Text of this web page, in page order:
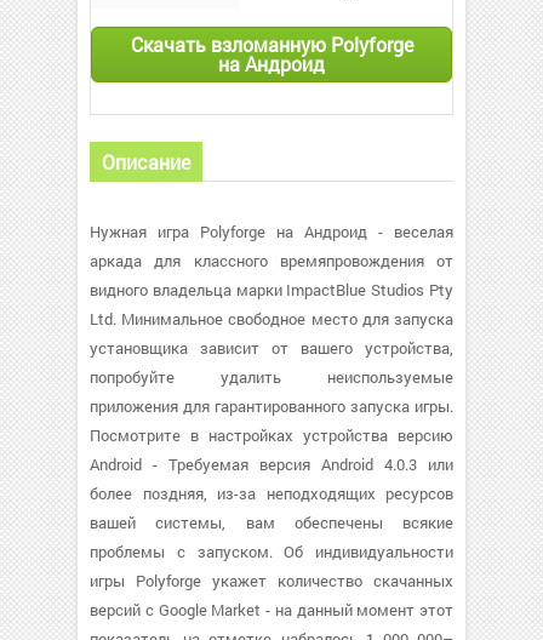
Скачать взломанную Polyforge
на Андроид
Описание
Нужная игра Polyforge на Андроид - веселая
аркада для классного времяпровождения от
видного владельца марки ImpactBlue Studios Pty
Ltd. Минимальное свободное место для запуска
установщика зависит от вашего устройства,
попробуйте удалить неиспользуемые
приложения для гарантированного запуска игры.
Посмотрите в настройках устройства версию
Android - Требуемая версия Android 4.0.3 или
более поздняя, из-за неподходящих ресурсов
вашей системы, вам обеспечены всякие
проблемы с запуском. Об индивидуальности
игры Polyforge укажет количество скачанных
версий с Google Market - на данный момент этот